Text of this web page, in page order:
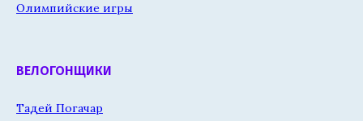
Олимпийские игры
ВЕЛОГОНЩИКИ
Тадей Погачар